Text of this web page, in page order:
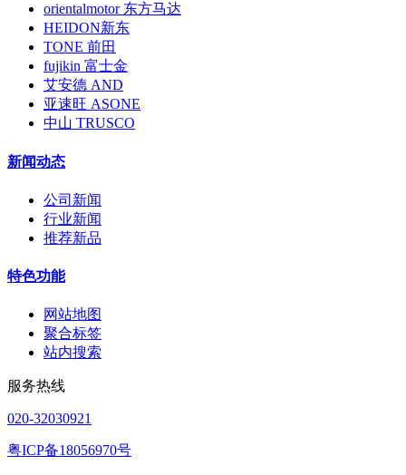
orientalmotor 东方马达
HEIDON新东
TONE 前田
fujikin 富士金
艾安德 AND
亚速旺 ASONE
中山 TRUSCO
新闻动态
公司新闻
行业新闻
推荐新品
特色功能
网站地图
聚合标签
站内搜索
服务热线
020-32030921
粤ICP备18056970号